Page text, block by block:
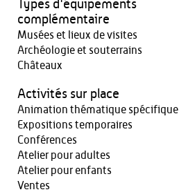
Types d'équipements
complémentaire
Musées et lieux de visites
Archéologie et souterrains
Châteaux
Activités sur place
Animation thématique spécifique
Expositions temporaires
Conférences
Atelier pour adultes
Atelier pour enfants
Ventes